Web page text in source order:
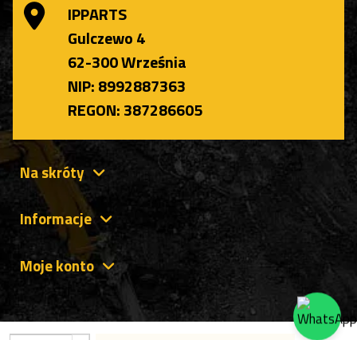
IPPARTS
Gulczewo 4
62-300 Września
NIP: 8992887363
REGON: 387286605
Na skróty
Informacje
Moje konto